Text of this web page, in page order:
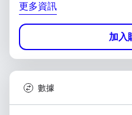
更多資訊
加入
數據